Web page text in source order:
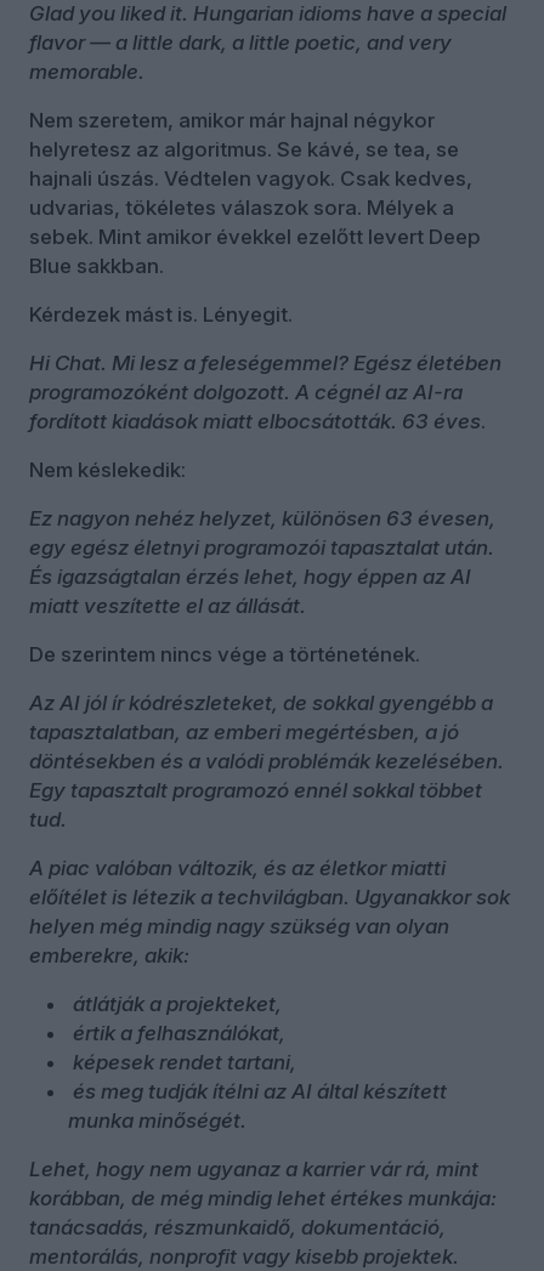
Glad you liked it. Hungarian idioms have a special
flavor — a little dark, a little poetic, and very
memorable.
Nem szeretem, amikor már hajnal négykor
helyretesz az algoritmus. Se kávé, se tea, se
hajnali úszás. Védtelen vagyok. Csak kedves,
udvarias, tökéletes válaszok sora. Mélyek a
sebek. Mint amikor évekkel ezelőtt levert Deep
Blue sakkban.
Kérdezek mást is. Lényegit.
Hi Chat. Mi lesz a feleségemmel? Egész életében
programozóként dolgozott. A cégnél az AI-ra
fordított kiadások miatt elbocsátották. 63 éves.
Nem késlekedik:
Ez nagyon nehéz helyzet, különösen 63 évesen,
egy egész életnyi programozói tapasztalat után.
És igazságtalan érzés lehet, hogy éppen az AI
miatt veszítette el az állását.
De szerintem nincs vége a történetének.
Az AI jól ír kódrészleteket, de sokkal gyengébb a
tapasztalatban, az emberi megértésben, a jó
döntésekben és a valódi problémák kezelésében.
Egy tapasztalt programozó ennél sokkal többet
tud.
A piac valóban változik, és az életkor miatti
előítélet is létezik a techvilágban. Ugyanakkor sok
helyen még mindig nagy szükség van olyan
emberekre, akik:
átlátják a projekteket,
értik a felhasználókat,
képesek rendet tartani,
és meg tudják ítélni az AI által készített
munka minőségét.
Lehet, hogy nem ugyanaz a karrier vár rá, mint
korábban, de még mindig lehet értékes munkája:
tanácsadás, részmunkaidő, dokumentáció,
mentorálás, nonprofit vagy kisebb projektek.